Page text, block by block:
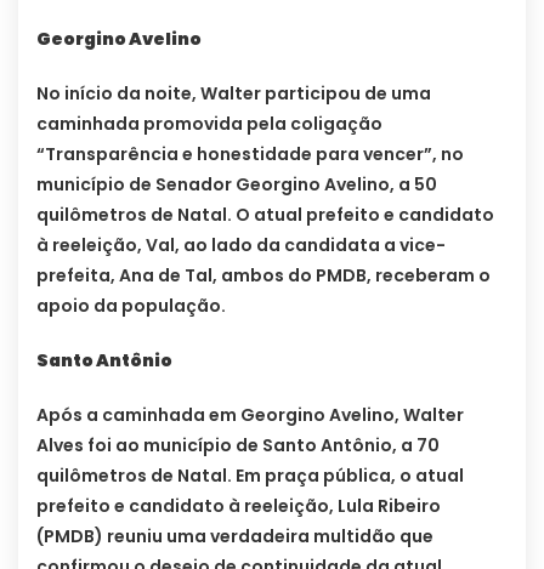
Georgino Avelino
No início da noite, Walter participou de uma
caminhada promovida pela coligação
“Transparência e honestidade para vencer”, no
município de Senador Georgino Avelino, a 50
quilômetros de Natal. O atual prefeito e candidato
à reeleição, Val, ao lado da candidata a vice-
prefeita, Ana de Tal, ambos do PMDB, receberam o
apoio da população.
Santo Antônio
Após a caminhada em Georgino Avelino, Walter
Alves foi ao município de Santo Antônio, a 70
quilômetros de Natal. Em praça pública, o atual
prefeito e candidato à reeleição, Lula Ribeiro
(PMDB) reuniu uma verdadeira multidão que